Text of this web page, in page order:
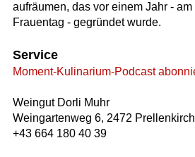
aufräumen, das vor einem Jahr -
Frauentag - gegründet wurde.
Service
Moment-Kulinarium-Podcast
Weingut Dorli Muhr
Weingartenweg 6, 2472
+43 664 180 40 39